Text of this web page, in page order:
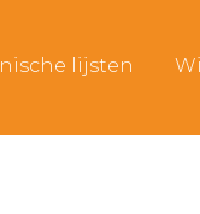
lijsten